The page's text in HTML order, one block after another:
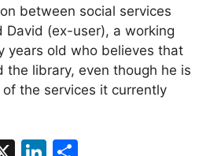
between social services
David (ex-user), a working
years old who believes that
the library, even though he is
the services it currently